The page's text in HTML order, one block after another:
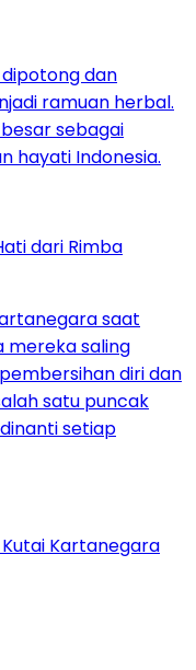
dari Rimba
Kutai Kartanegara